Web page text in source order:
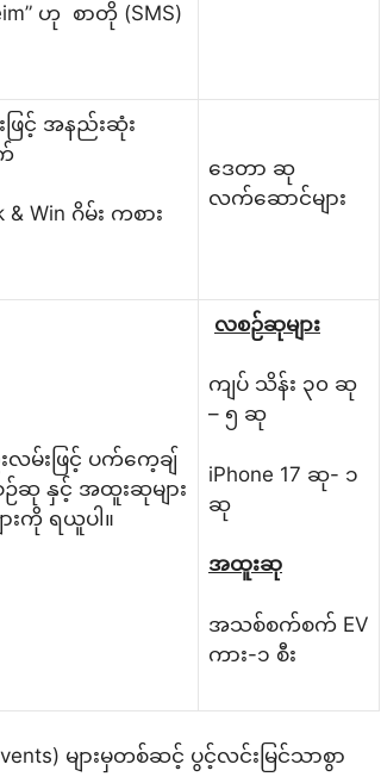
ဟု စာတို (SMS)
ြင့် အနည်းဆုံး
Win ဂိမ်း ကစား
ဒေတာ ဆု
လက်ဆောင်များ
မ်းဖြင့် ပက်ကေ့ချ်
ဉ်ဆု နှင့် အထူးဆုများ
းကို ရယူပါ။
လစဉ်ဆုများ
ကျပ် သိန်း ၃၀ ဆု
– ၅ ဆု
iPhone 17 ဆု- ၁
ဆု
အထူးဆု
အသစ်စက်စက် EV
ကား-၁ စီး
များမှတစ်ဆင့် ပွင့်လင်းမြင်သာစွာ